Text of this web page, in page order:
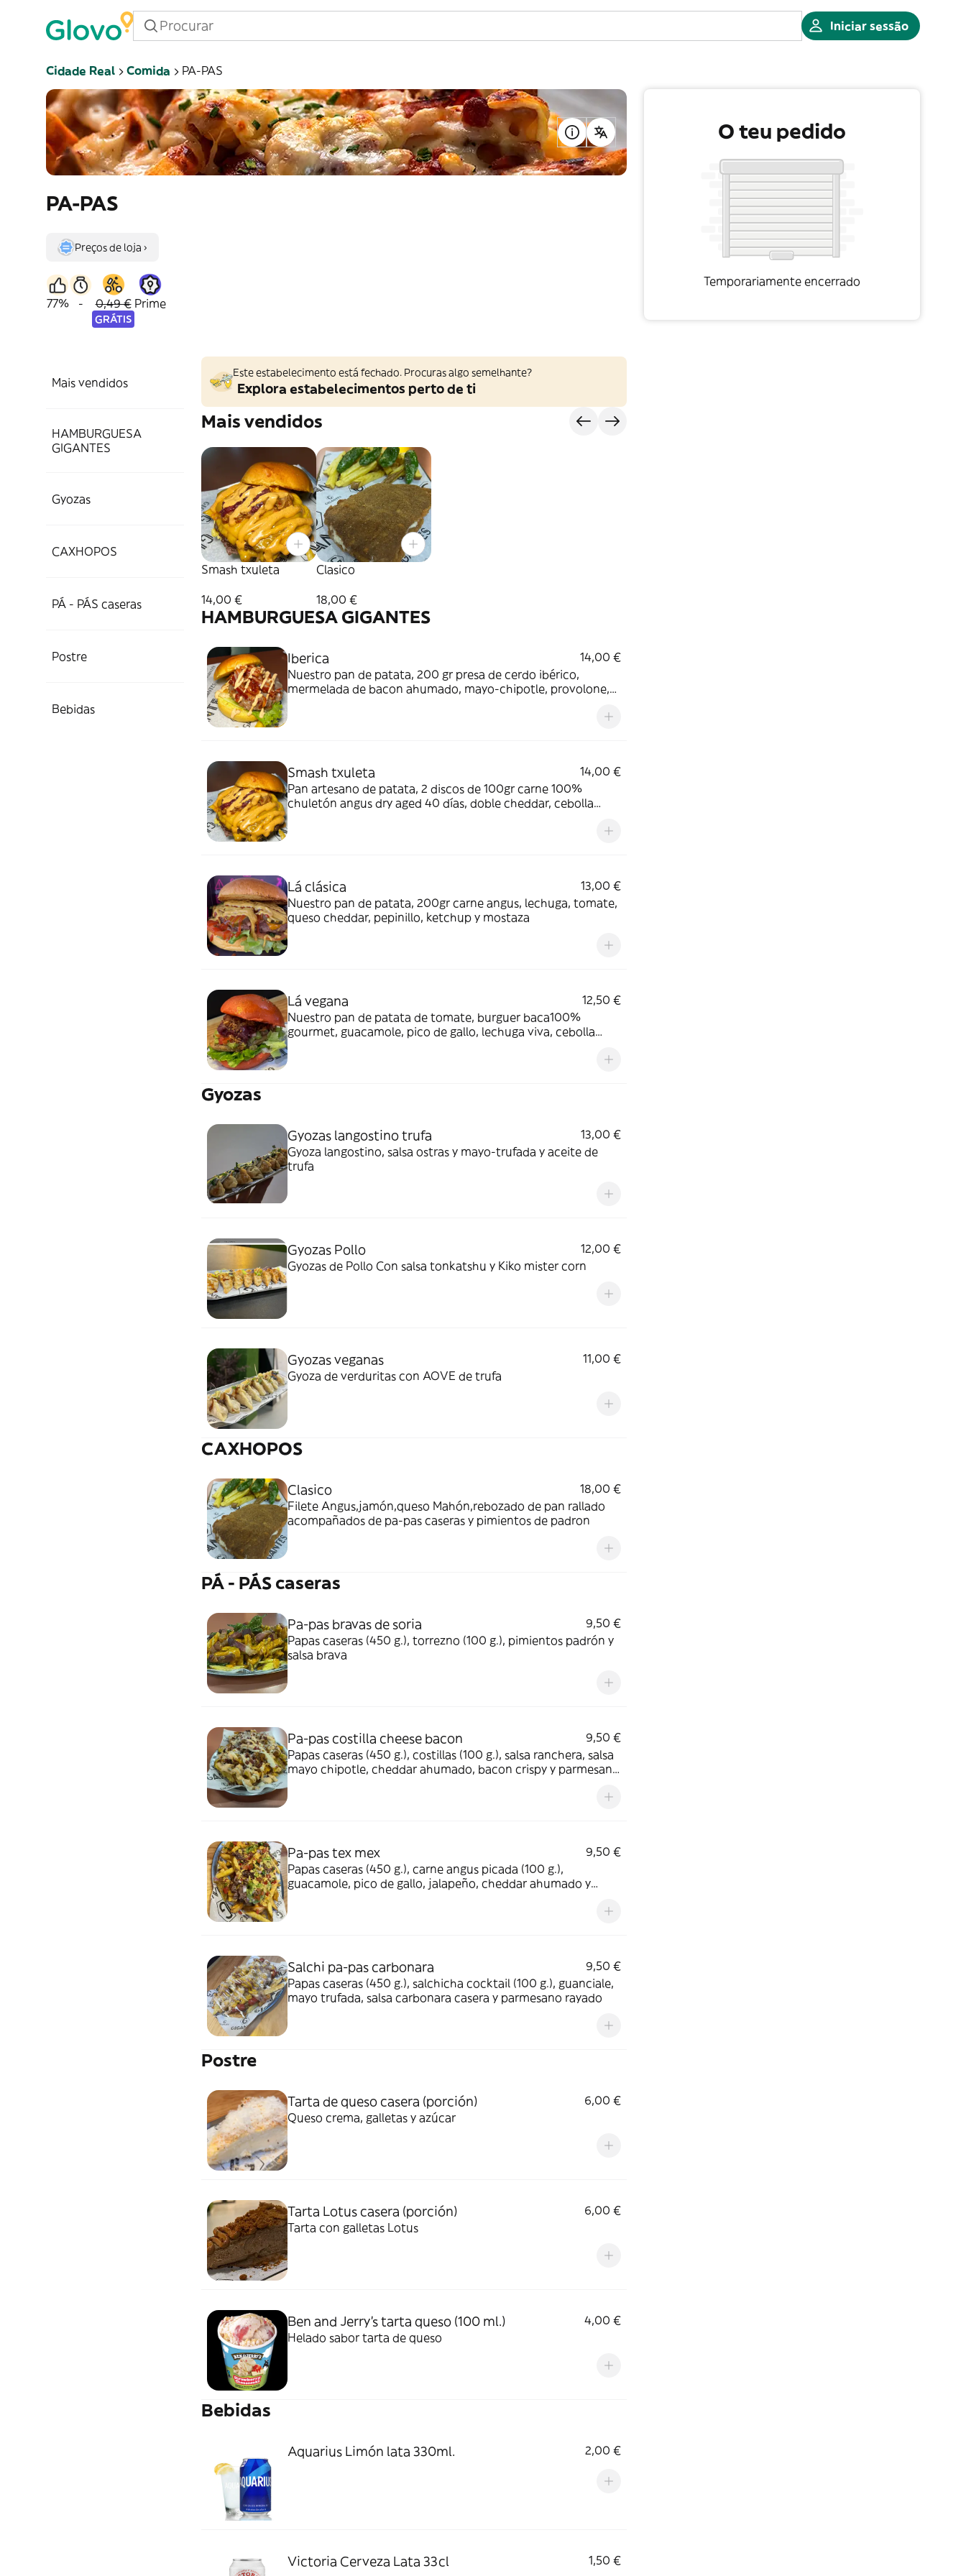
Iniciar sessão
Cidade Real Comida PA-PAS
PA-PAS
Preços de loja ›
77% - 0,49 €
GRÁTIS
Prime
Mais vendidos
HAMBURGUESA
GIGANTES
Gyozas
CAXHOPOS
PÁ - PÁS caseras
Postre
Bebidas
Este estabelecimento está fechado. Procuras algo semelhante?
Explora estabelecimentos perto de ti
Mais vendidos
Smash txuleta
14,00 €
Clasico
18,00 €
HAMBURGUESA GIGANTES
Iberica
14,00 €
Nuestro pan de patata, 200 gr presa de cerdo ibérico,
mermelada de bacon ahumado, mayo-chipotle, provolone,
Smash txuleta
14,00 €
Pan artesano de patata, 2 discos de 100gr carne 100%
chuletón angus dry aged 40 días, doble cheddar, cebolla
Lá clásica
13,00 €
Nuestro pan de patata, 200gr carne angus, lechuga, tomate,
queso cheddar, pepinillo, ketchup y mostaza
Lá vegana
12,50 €
Nuestro pan de patata de tomate, burguer baca100%
gourmet, guacamole, pico de gallo, lechuga viva, cebolla
Gyozas
Gyozas langostino trufa
13,00 €
Gyoza langostino, salsa ostras y mayo-trufada y aceite de
trufa
Gyozas Pollo
12,00 €
Gyozas de Pollo Con salsa tonkatshu y Kiko mister corn
Gyozas veganas
11,00 €
Gyoza de verduritas con AOVE de trufa
CAXHOPOS
Clasico
18,00 €
Filete Angus,jamón,queso Mahón,rebozado de pan rallado
acompañados de pa-pas caseras y pimientos de padron
PÁ - PÁS caseras
Pa-pas bravas de soria
9,50 €
Papas caseras (450 g.), torrezno (100 g.), pimientos padrón y
salsa brava
Pa-pas costilla cheese bacon
9,50 €
Papas caseras (450 g.), costillas (100 g.), salsa ranchera, salsa
mayo chipotle, cheddar ahumado, bacon crispy y parmesano
Pa-pas tex mex
9,50 €
Papas caseras (450 g.), carne angus picada (100 g.),
guacamole, pico de gallo, jalapeño, cheddar ahumado y
Salchi pa-pas carbonara
9,50 €
Papas caseras (450 g.), salchicha cocktail (100 g.), guanciale,
mayo trufada, salsa carbonara casera y parmesano rayado
Postre
Tarta de queso casera (porción)
6,00 €
Queso crema, galletas y azúcar
Tarta Lotus casera (porción)
6,00 €
Tarta con galletas Lotus
Ben and Jerry's tarta queso (100 ml.)
4,00 €
Helado sabor tarta de queso
Bebidas
Aquarius Limón lata 330ml. 2,00 €
Victoria Cerveza Lata 33cl 1,50 €
O teu pedido
Temporariamente encerrado